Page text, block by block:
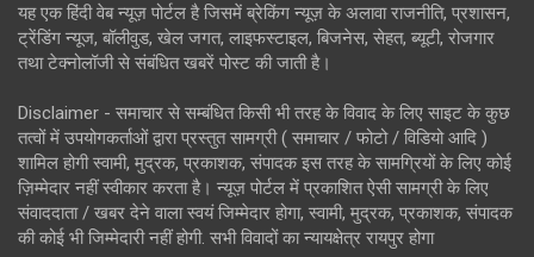
यह एक हिंदी वेब न्यूज़ पोर्टल है जिसमें ब्रेकिंग न्यूज़ के अलावा राजनीति, प्रशासन,
ट्रेंडिंग न्यूज, बॉलीवुड, खेल जगत, लाइफस्टाइल, बिजनेस, सेहत, ब्यूटी, रोजगार
तथा टेक्नोलॉजी से संबंधित खबरें पोस्ट की जाती है।
Disclaimer - समाचार से सम्बंधित किसी भी तरह के विवाद के लिए साइट के कुछ
तत्वों में उपयोगकर्ताओं द्वारा प्रस्तुत सामग्री ( समाचार / फोटो / विडियो आदि )
शामिल होगी स्वामी, मुद्रक, प्रकाशक, संपादक इस तरह के सामग्रियों के लिए कोई
ज़िम्मेदार नहीं स्वीकार करता है। न्यूज़ पोर्टल में प्रकाशित ऐसी सामग्री के लिए
संवाददाता / खबर देने वाला स्वयं जिम्मेदार होगा, स्वामी, मुद्रक, प्रकाशक, संपादक
की कोई भी जिम्मेदारी नहीं होगी. सभी विवादों का न्यायक्षेत्र रायपुर होगा